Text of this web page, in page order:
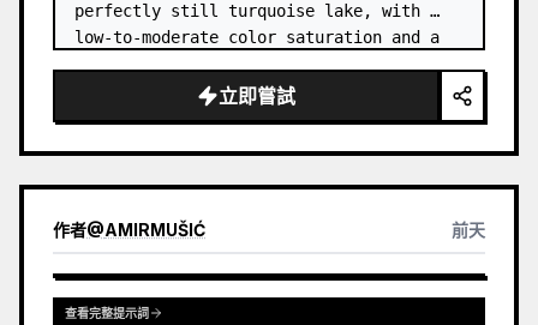
perfectly still turquoise lake, with
low-to-moderate color saturation and a
composition on an enormous white jade
and pale a…
立即嘗試
作者@AMIRMUŠIĆ 前天
查看完整提示詞